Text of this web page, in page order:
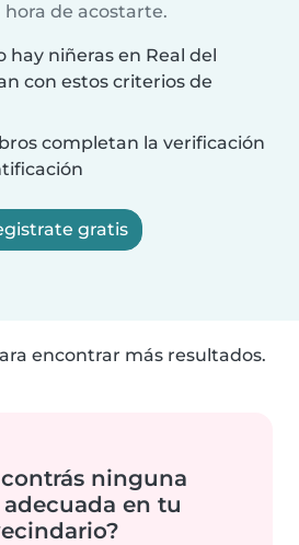
de acostarte.
niñeras en Real del
con estos criterios de
completan la verificación
gratis
encontrar más resultados.
ninguna
en tu